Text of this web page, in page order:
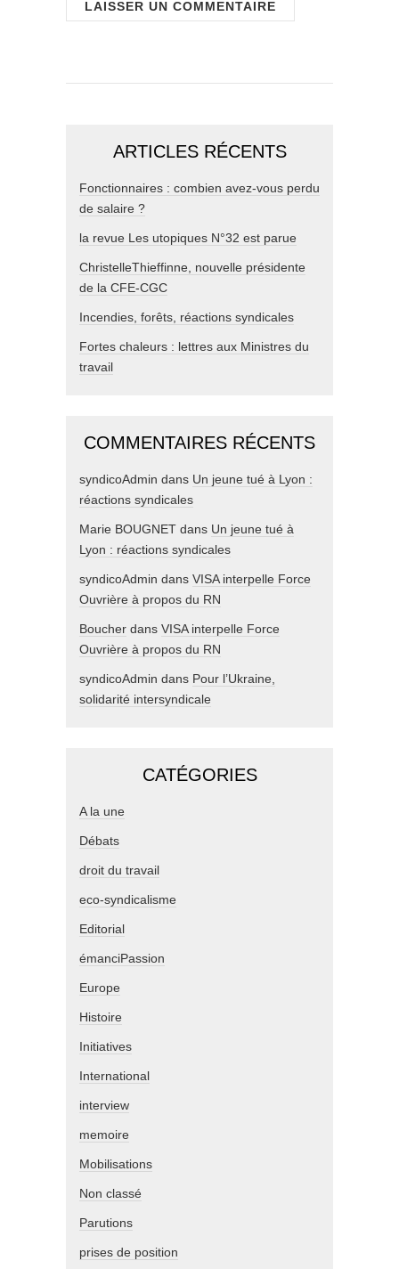
ARTICLES RÉCENTS
Fonctionnaires : combien avez-vous perdu
de salaire ?
la revue Les utopiques N°32 est parue
ChristelleThieffinne, nouvelle présidente
de la CFE-CGC
Incendies, forêts, réactions syndicales
Fortes chaleurs : lettres aux Ministres du
travail
COMMENTAIRES RÉCENTS
syndicoAdmin dans Un jeune tué à Lyon :
réactions syndicales
Marie BOUGNET dans Un jeune tué à
Lyon : réactions syndicales
syndicoAdmin dans VISA interpelle Force
Ouvrière à propos du RN
Boucher dans VISA interpelle Force
Ouvrière à propos du RN
syndicoAdmin dans Pour l’Ukraine,
solidarité intersyndicale
CATÉGORIES
A la une
Débats
droit du travail
eco-syndicalisme
Editorial
émanciPassion
Europe
Histoire
Initiatives
International
interview
memoire
Mobilisations
Non classé
Parutions
prises de position